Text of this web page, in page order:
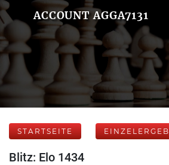
ACCOUNT AGGA7131
STARTSEITE
Blitz: Elo 1434